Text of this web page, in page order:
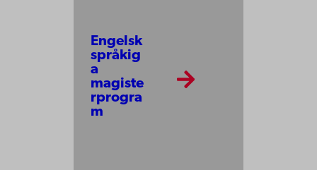
Engelsk
språkig
a
magiste
rprogra
m